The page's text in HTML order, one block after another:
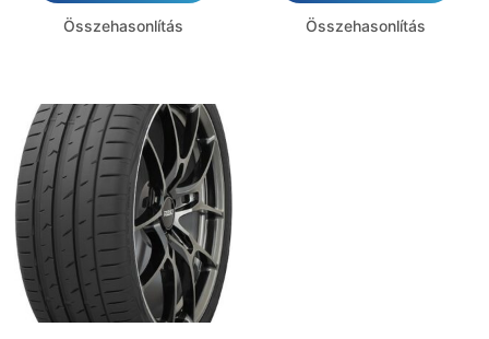
Összehasonlítás Összehasonlítás